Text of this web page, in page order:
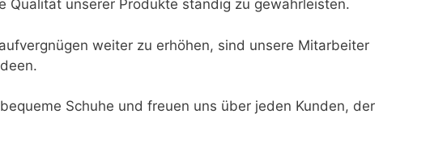
Qualität unserer Produkte ständig zu gewährleisten.
weiter zu erhöhen, sind unsere Mitarbeiter
Schuhe und freuen uns über jeden Kunden, der